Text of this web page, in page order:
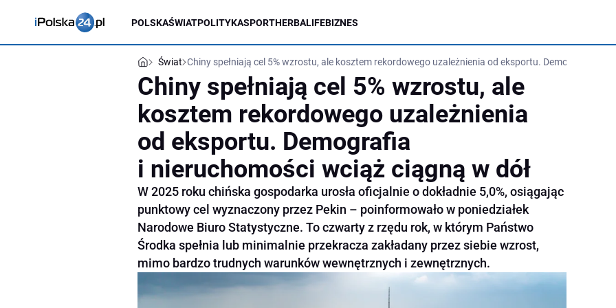
POLSKAŚWIATPOLITYKASPORTHERBALIFEBIZNES
Świat Chiny spełniają cel 5% wzrostu, ale kosztem rekordowego uzależnienia od eksportu. Demografia i
Chiny spełniają cel 5% wzrostu, ale
kosztem rekordowego uzależnienia
od eksportu. Demografia
i nieruchomości wciąż ciągną w dół
W 2025 roku chińska gospodarka urosła oficjalnie o dokładnie 5,0%, osiągając
punktowy cel wyznaczony przez Pekin – poinformowało w poniedziałek
Narodowe Biuro Statystyczne. To czwarty z rzędu rok, w którym Państwo
Środka spełnia lub minimalnie przekracza zakładany przez siebie wzrost,
mimo bardzo trudnych warunków wewnętrznych i zewnętrznych.